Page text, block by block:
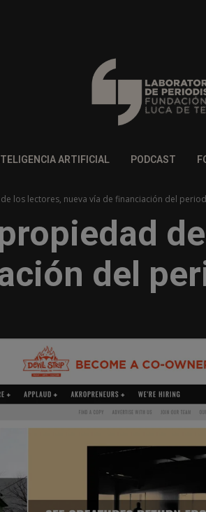
ARTIFICIAL PODCAST
los lectores, nueva vía de financiación del
del